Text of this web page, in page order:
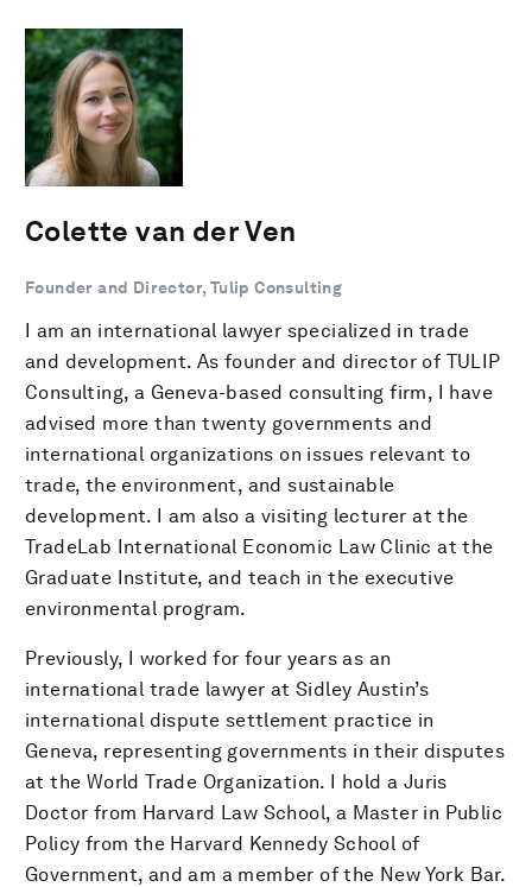
Colette van der Ven
Founder and Director, Tulip Consulting
I am an international lawyer specialized in trade
and development. As founder and director of TULIP
Consulting, a Geneva-based consulting firm, I have
advised more than twenty governments and
international organizations on issues relevant to
trade, the environment, and sustainable
development. I am also a visiting lecturer at the
TradeLab International Economic Law Clinic at the
Graduate Institute, and teach in the executive
environmental program.
Previously, I worked for four years as an
international trade lawyer at Sidley Austin’s
international dispute settlement practice in
Geneva, representing governments in their disputes
at the World Trade Organization. I hold a Juris
Doctor from Harvard Law School, a Master in Public
Policy from the Harvard Kennedy School of
Government, and am a member of the New York Bar.